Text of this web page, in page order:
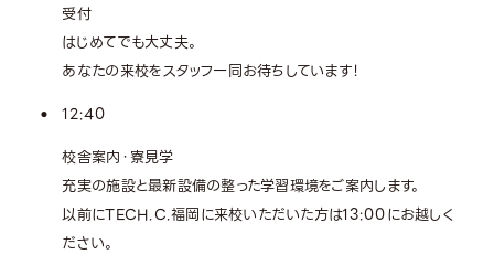
受付
はじめてでも大丈夫。
あなたの来校をスタッフ一同お待ちしています！
12:40
校舎案内・寮見学
充実の施設と最新設備の整った学習環境をご案内します。
以前にTECH.C.福岡に来校いただいた方は13:00にお越しく
ださい。